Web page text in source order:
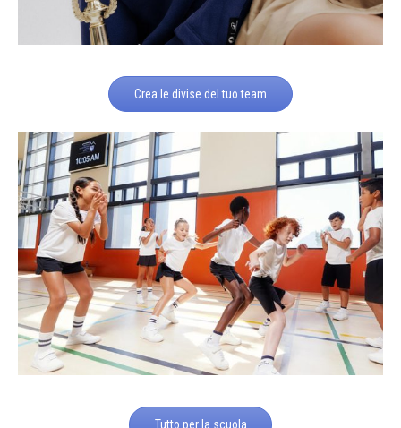
Crea le divise del tuo team
Tutto per la scuola